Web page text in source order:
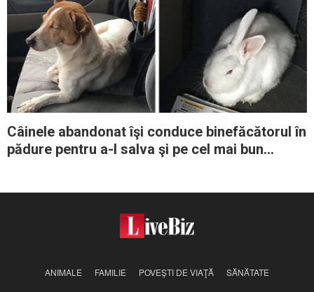
Câinele abandonat îşi conduce binefăcătorul în
pădure pentru a-l salva şi pe cel mai bun
ANIMALE FAMILIE POVEŞTI DE VIAŢĂ SĂNĂTATE